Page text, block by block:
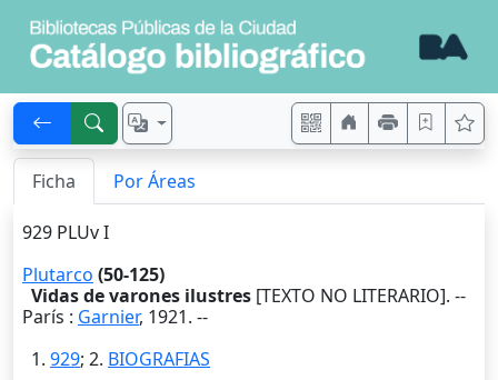
Ficha Por Áreas
929 PLUv I
Plutarco (50-125)
Vidas de varones ilustres [TEXTO NO LITERARIO]. --
París : Garnier, 1921. --
1. 929; 2. BIOGRAFIAS